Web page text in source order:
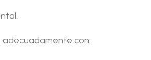
adecuadamente con: